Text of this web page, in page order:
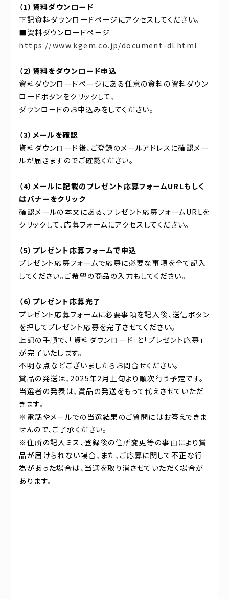
（1）資料ダウンロード
下記資料ダウンロードページにアクセスしてください。
■資料ダウンロードページ
https://www.kgem.co.jp/document-dl.html
（2）資料をダウンロード申込
資料ダウンロードページにある任意の資料の資料ダウン
ロードボタンをクリックして、
ダウンロードのお申込みをしてください。
（3）メールを確認
資料ダウンロード後、ご登録のメールアドレスに確認メー
ルが届きますのでご確認ください。
（4）メールに記載のプレゼント応募フォームURLもしく
はバナーをクリック
確認メールの本文にある、プレゼント応募フォームURLを
クリックして、応募フォームにアクセスしてください。
（5）プレゼント応募フォームで申込
プレゼント応募フォームで応募に必要な事項を全て記入
してください。ご希望の商品の入力もしてください。
（6）プレゼント応募完了
プレゼント応募フォームに必要事項を記入後、送信ボタン
を押してプレゼント応募を完了させてください。
上記の手順で、「資料ダウンロード」と「プレゼント応募」
が完了いたします。
不明な点などございましたらお問合せください。
賞品の発送は、2025年2月上旬より順次行う予定です。
当選者の発表は、賞品の発送をもって代えさせていただ
きます。
※電話やメールでの当選結果のご質問にはお答えできま
せんので、ご了承ください。
※住所の記入ミス、登録後の住所変更等の事由により賞
品が届けられない場合、また、ご応募に関して不正な行
為があった場合は、当選を取り消させていただく場合が
あります。